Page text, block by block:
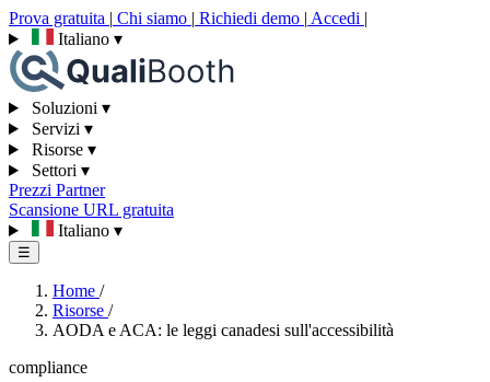
Prova gratuita | Chi siamo | Richiedi demo | Accedi |
Italiano ▾
Soluzioni ▾
Servizi ▾
Risorse ▾
Settori ▾
Prezzi Partner
Scansione URL gratuita
Italiano ▾
☰
Home /
Risorse /
AODA e ACA: le leggi canadesi sull'accessibilità
compliance